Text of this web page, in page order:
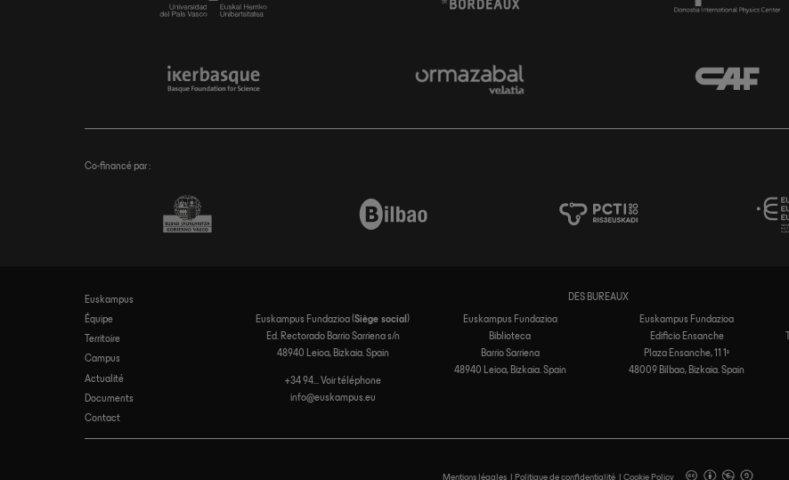
Co-financé par :
Navegación
principal
Euskampus
Équipe
Territoire
Campus
Actualité
Documents
Contact
DES BUREAUX
Euskampus Fundazioa (Siège social)
Ed. Rectorado Barrio Sarriena s/n
48940 Leioa, Bizkaia. Spain
+34 94... Voir téléphone
info@euskampus.eu
Euskampus Fundazioa
Biblioteca
Barrio Sarriena
48940 Leioa, Bizkaia. Spain
Euskampus Fundazioa
Edificio Ensanche
Plaza Ensanche, 11 1º
48009 Bilbao, Bizkaia. Spain
Mentions légales Politique de confidentialité Cookie Policy